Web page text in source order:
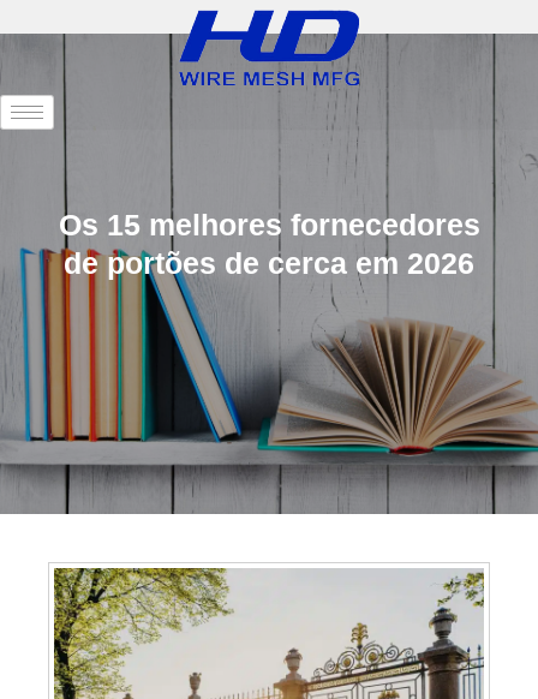
Os 15 melhores fornecedores
de portões de cerca em 2026